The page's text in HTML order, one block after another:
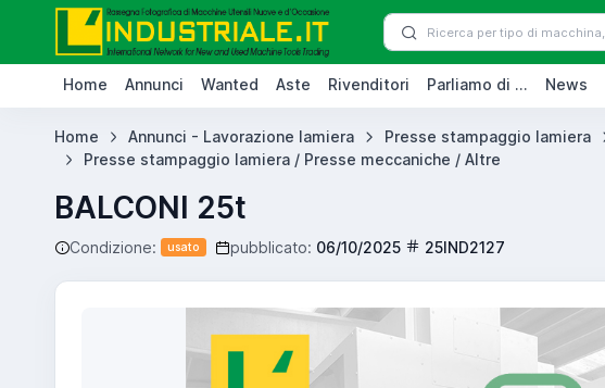
Home Annunci Wanted Aste Rivenditori Parliamo di ... News
Home Annunci - Lavorazione lamiera Presse stampaggio lamiera
Presse stampaggio lamiera / Presse meccaniche / Altre
BALCONI 25t
Condizione: usato pubblicato: 06/10/2025 25IND2127